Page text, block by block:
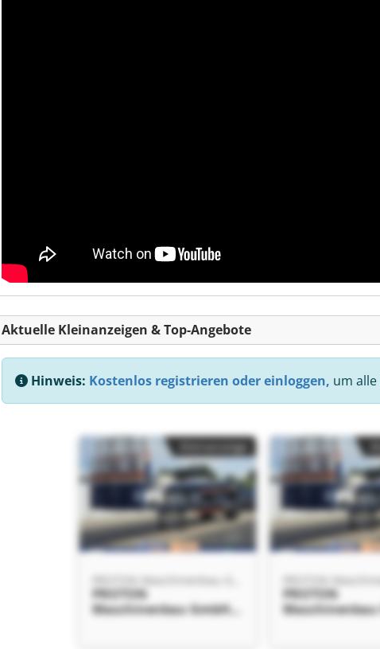
Aktuelle Kleinanzeigen & Top-Angebote
Hinweis: Kostenlos registrieren oder einloggen, um
PROTON
Maschinenbau GmbH
PROTON
Maschinenbau